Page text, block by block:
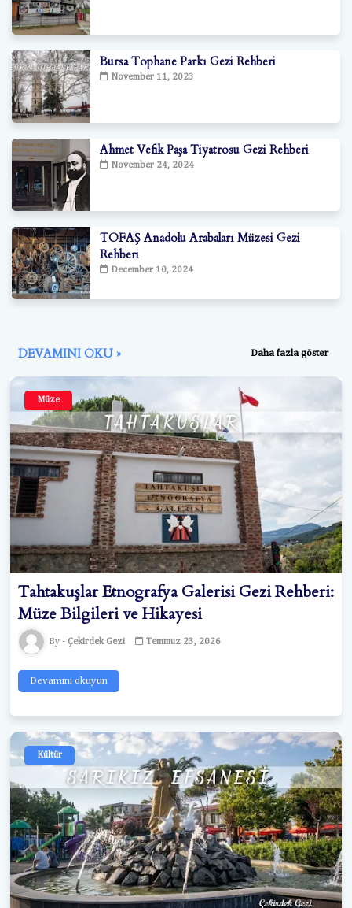
Bursa Tophane Parkı Gezi Rehberi
November 11, 2023
Ahmet Vefik Paşa Tiyatrosu Gezi Rehberi
November 24, 2024
TOFAŞ Anadolu Arabaları Müzesi Gezi
Rehberi
December 10, 2024
DEVAMINI OKU » Daha fazla göster
Müze
Tahtakuşlar Etnografya Galerisi Gezi Rehberi:
Müze Bilgileri ve Hikayesi
Çekirdek Gezi Temmuz 23, 2026
Devamını okuyun
Kültür